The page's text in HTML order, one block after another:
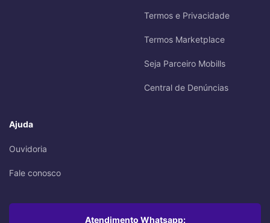
Termos e Privacidade
Termos Marketplace
Seja Parceiro Mobills
Central de Denúncias
Ajuda
Ouvidoria
Fale conosco
Atendimento Whatsapp: